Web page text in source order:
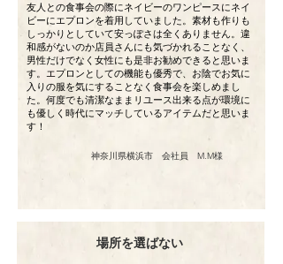
神奈川県横浜市 会社員 M.M様
友人との食事会の際にネイビーのワンピースにネイ
ビーにエプロンを着用していました。素材も作りも
しっかりとしていて安っぽさは全くありません。違
和感がないのか店員さんにも気づかれることなく、
男性だけでなく女性にも是非お勧めできると思いま
す。エプロンとしての機能も優秀で、お陰でお気に
入りの服を気にすることなく食事会を楽しめまし
た。何度でも清潔なままリユース出来る点が環境に
も優しく時代にマッチしているアイテムだと思いま
す！
場所を選ばない